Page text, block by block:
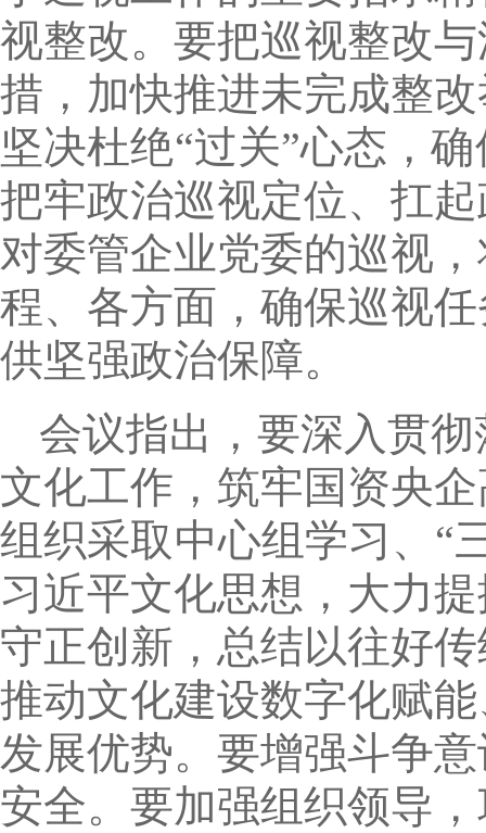
视整改。要把巡视整改
措，加快推进未完成整
坚决杜绝“过关”心态，
把牢政治巡视定位、扛
对委管企业党委的巡视
程、各方面，确保巡视
供坚强政治保障。
会议指出，要深入贯
文化工作，筑牢国资央
组织采取中心组学习、“
习近平文化思想，大力
守正创新，总结以往好
推动文化建设数字化赋
发展优势。要增强斗争
安全。要加强组织领导